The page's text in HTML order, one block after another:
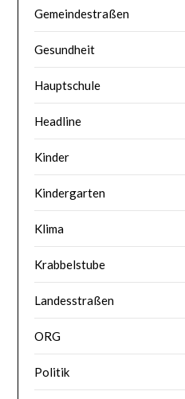
Gemeindestraßen
Gesundheit
Hauptschule
Headline
Kinder
Kindergarten
Klima
Krabbelstube
Landesstraßen
ORG
Politik